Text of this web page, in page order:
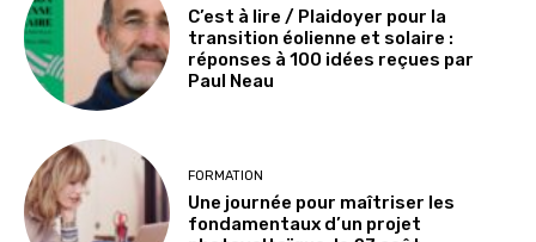
C’est à lire / Plaidoyer pour la
transition éolienne et solaire :
réponses à 100 idées reçues par
Paul Neau
FORMATION
Une journée pour maîtriser les
fondamentaux d’un projet